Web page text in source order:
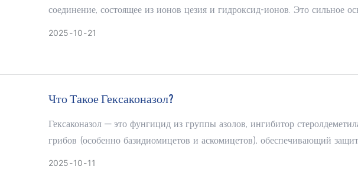
соединение, состоящее из ионов цезия и гидроксид-ионов. Это сильное
2025 10 21
Что Такое Гексаконазол?
Гексаконазол — это фунгицид из группы азолов, ингибитор
грибов (особенно базидиомицетов и аскомицетов), обеспечивающий
2025 10 11